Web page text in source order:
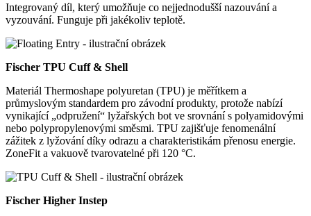
Integrovaný díl, který umožňuje co nejjednodušší nazouvání a
vyzouvání. Funguje při jakékoliv teplotě.
Fischer TPU Cuff & Shell
Materiál Thermoshape polyuretan (TPU) je měřítkem a
průmyslovým standardem pro závodní produkty, protože nabízí
vynikající „odpružení“ lyžařských bot ve srovnání s polyamidovými
nebo polypropylenovými směsmi. TPU zajišťuje fenomenální
zážitek z lyžování díky odrazu a charakteristikám přenosu energie.
ZoneFit a vakuově tvarovatelné při 120 °C.
Fischer Higher Instep